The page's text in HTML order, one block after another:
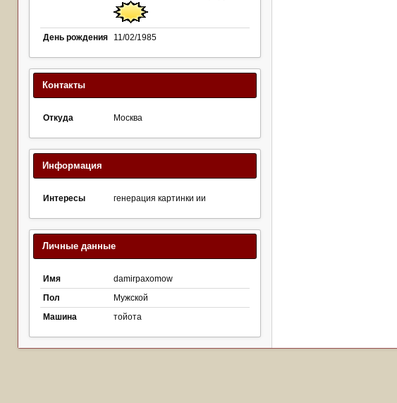
День рождения 11/02/1985
Контакты
Откуда Москва
Информация
Интересы генерация картинки ии
Личные данные
Имя
damirpaxomow
Пол
Мужской
Машина
тойота